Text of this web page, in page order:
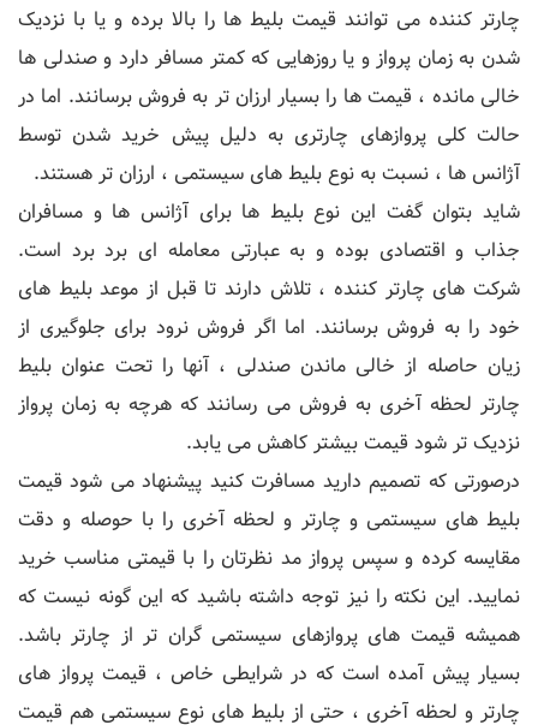
چارتر کننده می توانند قیمت بلیط ها را بالا برده و یا با نزدیک
شدن به زمان پرواز و یا روزهایی که کمتر مسافر دارد و صندلی ها
خالی مانده ، قیمت ها را بسیار ارزان تر به فروش برسانند. اما در
حالت کلی پروازهای چارتری به دلیل پیش خرید شدن توسط
آژانس ها ، نسبت به نوع بلیط های سیستمی ، ارزان تر هستند.
شاید بتوان گفت این نوع بلیط ها برای آژانس ها و مسافران
جذاب و اقتصادی بوده و به عبارتی معامله ای برد برد است.
شرکت های چارتر کننده ، تلاش دارند تا قبل از موعد بلیط های
خود را به فروش برسانند. اما اگر فروش نرود برای جلوگیری از
زیان حاصله از خالی ماندن صندلی ، آنها را تحت عنوان بلیط
چارتر لحظه آخری به فروش می رسانند که هرچه به زمان پرواز
نزدیک تر شود قیمت بیشتر کاهش می یابد.
درصورتی که تصمیم دارید مسافرت کنید پیشنهاد می شود قیمت
بلیط های سیستمی و چارتر و لحظه آخری را با حوصله و دقت
مقایسه کرده و سپس پرواز مد نظرتان را با قیمتی مناسب خرید
نمایید. این نکته را نیز توجه داشته باشید که این گونه نیست که
همیشه قیمت های پروازهای سیستمی گران تر از چارتر باشد.
بسیار پیش آمده است که در شرایطی خاص ، قیمت پرواز های
چارتر و لحظه آخری ، حتی از بلیط های نوع سیستمی هم قیمت